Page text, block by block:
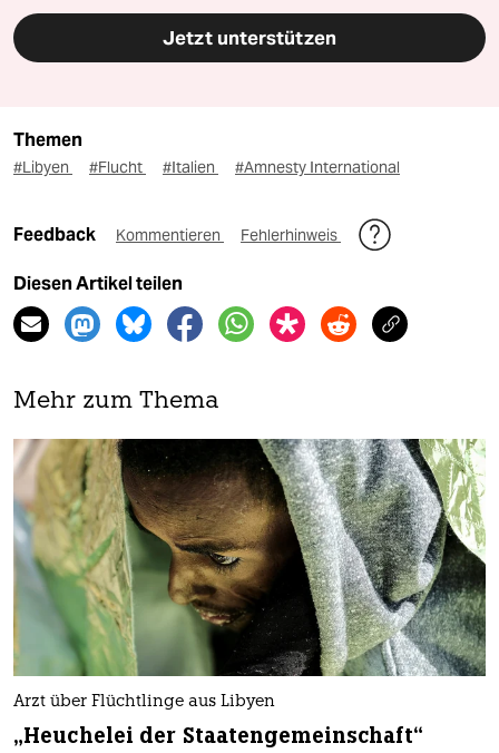
Jetzt unterstützen
Themen
#Libyen #Flucht #Italien #Amnesty International
Feedback Kommentieren Fehlerhinweis
Diesen Artikel teilen
Mehr zum Thema
Arzt über Flüchtlinge aus Libyen
„Heuchelei der Staatengemeinschaft“